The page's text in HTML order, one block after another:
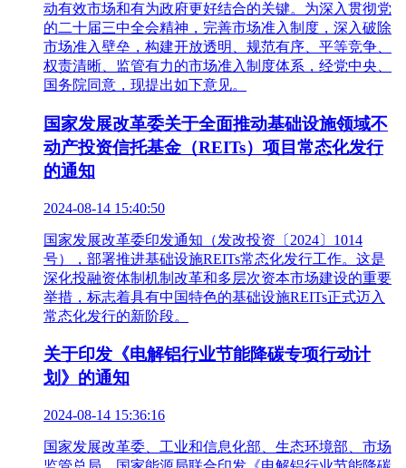
动有效市场和有为政府更好结合的关键。为深入贯彻党
的二十届三中全会精神，完善市场准入制度，深入破除
市场准入壁垒，构建开放透明、规范有序、平等竞争、
权责清晰、监管有力的市场准入制度体系，经党中央、
国务院同意，现提出如下意见。
国家发展改革委关于全面推动基础设施领域不
动产投资信托基金（REITs）项目常态化发行
的通知
2024-08-14 15:40:50
国家发展改革委印发通知（发改投资〔2024〕1014
号），部署推进基础设施REITs常态化发行工作。这是
深化投融资体制机制改革和多层次资本市场建设的重要
举措，标志着具有中国特色的基础设施REITs正式迈入
常态化发行的新阶段。
关于印发《电解铝行业节能降碳专项行动计
划》的通知
2024-08-14 15:36:16
国家发展改革委、工业和信息化部、生态环境部、市场